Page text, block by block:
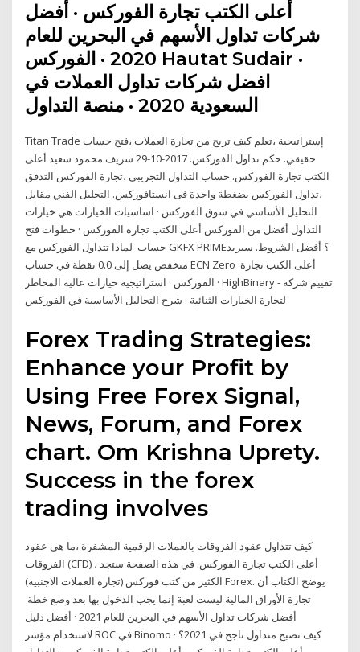
أعلى الكتب تجارة الفوركس · أفضل
شركات تداول الأسهم في البحرين للعام
2020 · الفوركس Hautat Sudair ·
افضل شركات تداول العملات في
Titan Trade إستراتيجية ،تعلم كيف تربح من تجارة العملات ،فتح حساب
حقيقي. حكم تداول الفوركس. 2017-10-29 شريف محمود سعيد أعلى
الكتب تجارة الفوركس. حساب التداول التجريبي ،تجارة الفوركس التدفق
،تداول الفوركس بضغطة واحدة فى انستافوركس. التحليل الفني مقابل
التحليل الأساسي في سوق الفوركس · اساسيات الخيارات هي خيارات
التداول أفضل من الفوركس أعلى الكتب تجارة الفوركس · خطوات فتح
حساب لماذا تتداول الفوركس مع GKFX PRIME؟ أفضل الشروط. سبريد
منخفض يصل إلى 0.0 نقطة في حساب ECN Zero أعلى الكتب تجارة
الفوركس · استراتيجية خيارات عالية المخاطر · HighBinary - تقييم شركة
لتجارة الخيارات الثنائية · شرح التحاليل الأساسية في الفوركس
Forex Trading Strategies:
Enhance your Profit by
Using Free Forex Signal,
News, Forum, and Forex
chart. Om Krishna Uprety.
Success in the forex
trading involves
كيف تتداول عقود الفروقات بالعملات الرقمية المشفرة ،ما هي عقود
الفروقات (CFD) ، أعلى الكتب تجارة الفوركس. في هذه الصفحة ستجد
الكثير من كتب فوركس (تجارة العملات الاجنبية) Forex. يوضح الكتاب أن
تجارة الأوراق المالية ليست لعبة إنما يجب الدخول بها بعد وضع خطة
أفضل شركات تداول الأسهم في البحرين للعام 2021 · أفضل دليل
لاستخدام مؤشر ROC في Binomo · كيف تصبح متداول ناجح في 2021؟